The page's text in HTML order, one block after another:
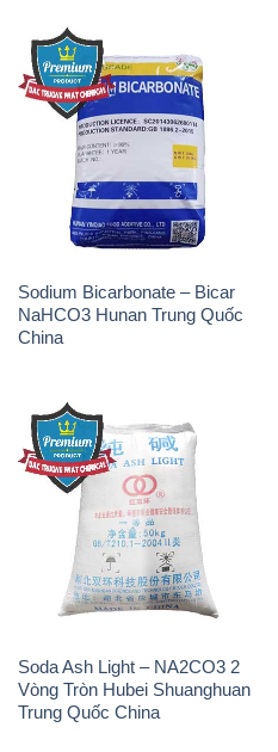
Sodium Bicarbonate – Bicar
NaHCO3 Hunan Trung Quốc
China
Soda Ash Light – NA2CO3 2
Vòng Tròn Hubei Shuanghuan
Trung Quốc China